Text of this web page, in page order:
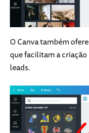
O Canva também
que facilitam a
leads.